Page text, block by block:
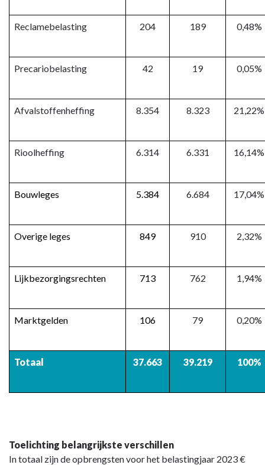
Reclamebelasting 204 189 0,48%
Precariobelasting 42 19 0,05%
Afvalstoffenheffing 8.354 8.323 21,22%
Rioolheffing 6.314 6.331 16,14%
Bouwleges 5.384 6.684 17,04%
Overige leges 849 910 2,32%
Lijkbezorgingsrechten 713 762 1,94%
Marktgelden 106 79 0,20%
Totaal 37.663 39.219 100%
Toelichting belangrijkste verschillen
In totaal zijn de opbrengsten voor het belastingjaar 2023 €